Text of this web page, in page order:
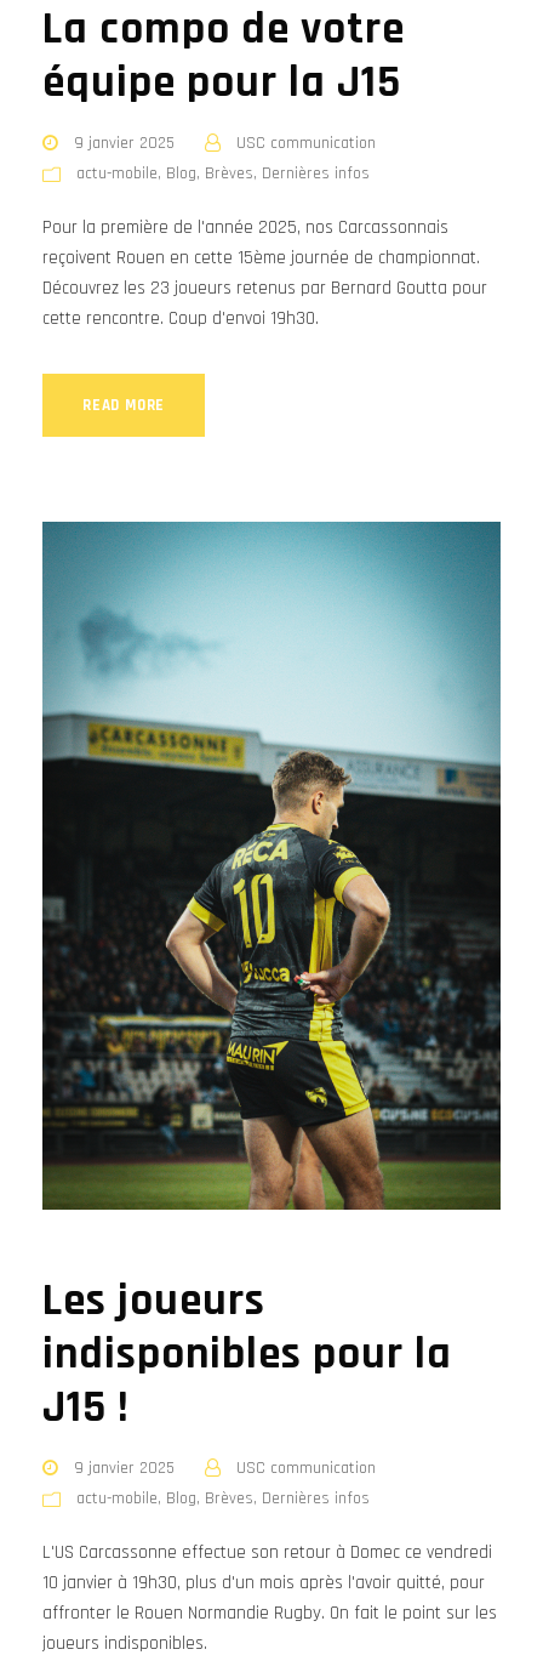
La compo de votre
équipe pour la J15
9 janvier 2025
USC communication
actu-mobile, Blog, Brèves, Dernières infos
Pour la première de l'année 2025, nos Carcassonnais
reçoivent Rouen en cette 15ème journée de championnat.
Découvrez les 23 joueurs retenus par Bernard Goutta pour
cette rencontre. Coup d'envoi 19h30.
READ MORE
Les joueurs
indisponibles pour la
J15 !
9 janvier 2025
USC communication
actu-mobile, Blog, Brèves, Dernières infos
L'US Carcassonne effectue son retour à Domec ce vendredi
10 janvier à 19h30, plus d'un mois après l'avoir quitté, pour
affronter le Rouen Normandie Rugby. On fait le point sur les
joueurs indisponibles.